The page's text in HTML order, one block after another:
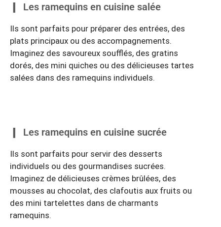
Les ramequins en cuisine salée
Ils sont parfaits pour préparer des entrées, des
plats principaux ou des accompagnements.
Imaginez des savoureux soufflés, des gratins
dorés, des mini quiches ou des délicieuses tartes
salées dans des ramequins individuels.
Les ramequins en cuisine sucrée
Ils sont parfaits pour servir des desserts
individuels ou des gourmandises sucrées.
Imaginez de délicieuses crèmes brûlées, des
mousses au chocolat, des clafoutis aux fruits ou
des mini tartelettes dans de charmants
ramequins.